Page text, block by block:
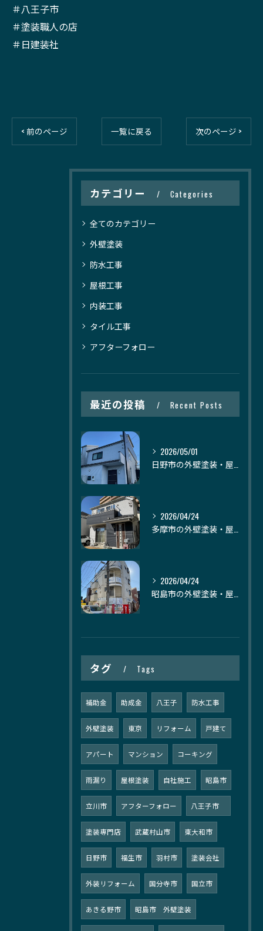
＃八王子市
＃塗装職人の店
＃日建装社
< 前のページ 一覧に戻る 次のページ >
カテゴリー Categories
全てのカテゴリー
外壁塗装
防水工事
屋根工事
内装工事
タイル工事
アフターフォロー
最近の投稿 Recent Posts
2026/05/01
2026/04/24
2026/04/24
タグ Tags
補助金 助成金 八王子 防水工事
外壁塗装 東京 リフォーム 戸建て
アパート マンション コーキング
雨漏り 屋根塗装 自社施工 昭島市
立川市 アフターフォロー 八王子市
塗装専門店 武蔵村山市 東大和市
日野市 福生市 羽村市 塗装会社
外装リフォーム 国分寺市 国立市
あきる野市 昭島市 外壁塗装